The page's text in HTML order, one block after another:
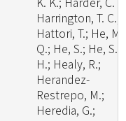
Harrington, T. C.;
Hattori, T.; He, M.
Q.; He, S.; He, S.
H.; Healy, R.;
Herandez-
Restrepo, M.;
Heredia, G.;